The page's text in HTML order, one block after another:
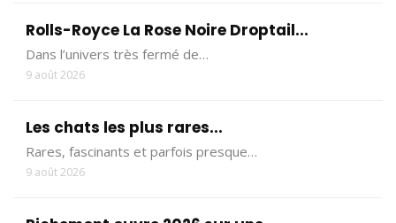
Rolls-Royce La Rose Noire Droptail...
Dans l’univers très fermé de…
9 août 2026
Les chats les plus rares...
Rares, fascinants et parfois presque…
9 août 2026